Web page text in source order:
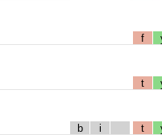
f
t
b i t